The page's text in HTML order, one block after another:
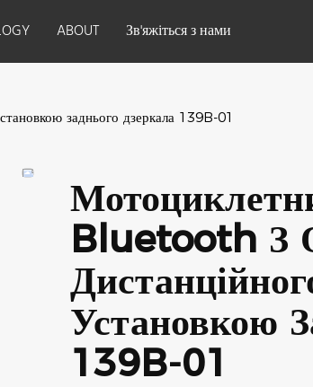
ABOUT Зв'яжіться з нами
заднього дзеркала 139B-01
Bluetooth З
Установкою
139B-01